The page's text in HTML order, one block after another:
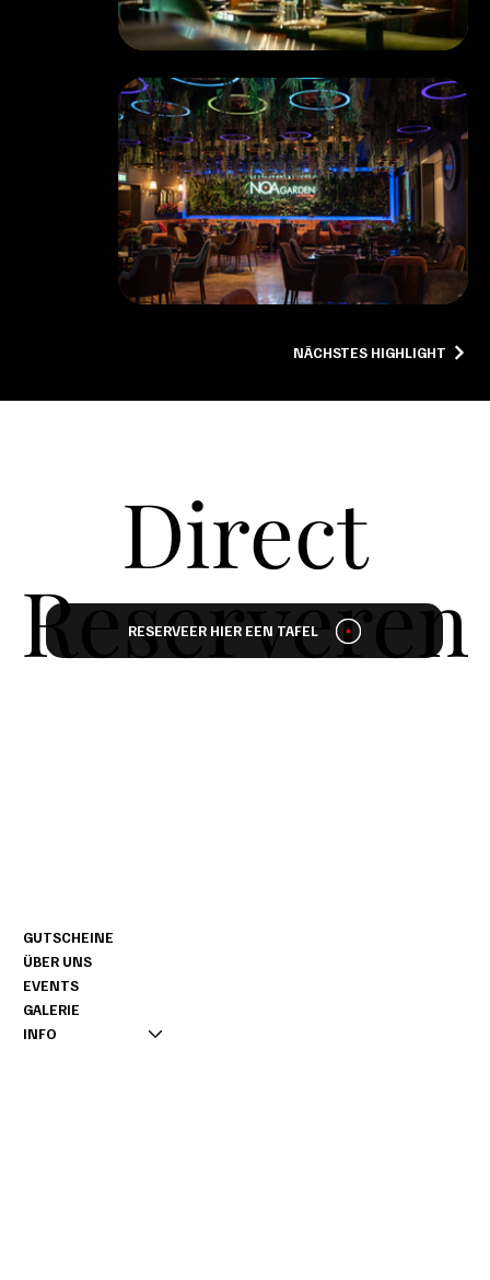
NÄCHSTES HIGHLIGHT
Direct
Reserveren
Direct
Reserveren
RESERVEER HIER EEN TAFEL
GUTSCHEINE
ÜBER UNS
EVENTS
GALERIE
INFO